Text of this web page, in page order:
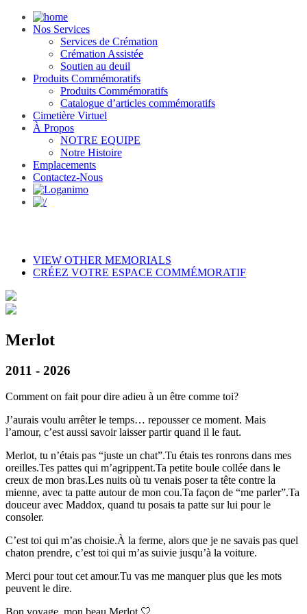
Nos Services
Services de Crémation
Crémation Assistée
Soutien au deuil
Produits Commémoratifs
Produits Commémoratifs
Catalogue d’articles commémoratifs
Cimetière Virtuel
À Propos
NOTRE EQUIPE
Notre Histoire
Emplacements
Contactez-Nous
VIEW OTHER MEMORIALS
CRÉEZ VOTRE ESPACE COMMÉMORATIF
Merlot
2011 - 2026
Comment on fait pour dire adieu à un être comme toi?
J’aurais voulu arrêter le temps… repousser ce moment. Mais
l’amour, c’est aussi savoir laisser partir quand il le faut.
Merlot, tu n’étais pas “juste un chat”.Tu étais tes ronrons dans mes
oreilles.Tes pattes qui m’agrippent.Ta petite boule collée dans le
creux de mon bras.Les nuits où tu venais poser ta tête contre la
mienne, avec ta patte autour de mon cou.Ta façon de “me parler”.Ta
douceur avec Maddox, quand tu posais ta patte sur lui pour le
consoler.
C’est toi qui m’as choisie.À la ferme, alors que je ne savais pas quel
chaton prendre, c’est toi qui m’as suivie jusqu’à la voiture.
Merci pour tout cet amour.Tu vas me manquer plus que les mots
peuvent le dire.